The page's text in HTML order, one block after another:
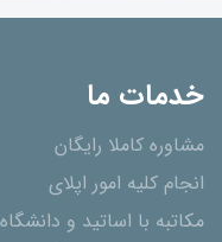
خدمات ما
مشاوره کاملا رایگان
انجام کلیه امور اپلای
مکاتبه با اساتید و